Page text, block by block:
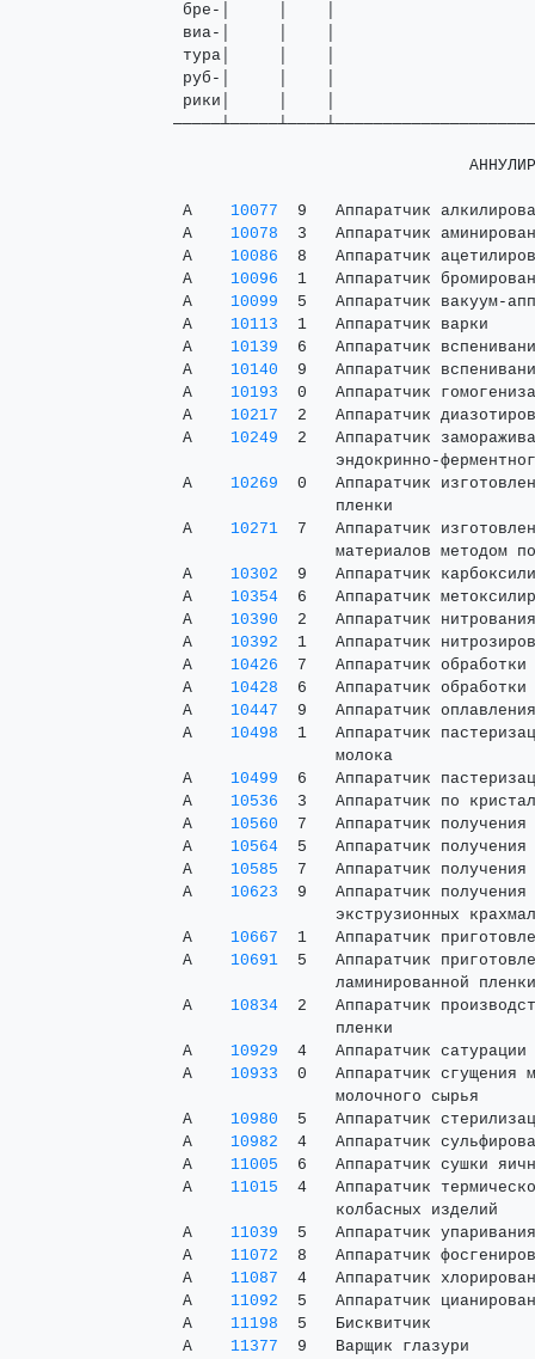
бре-│     │    │
виа-│     │    │
тура│     │    │
руб-│     │    │
рики│     │    │
А 10077
9   Аппаратчик
А 10078
3   Аппаратчик
А 10086
8   Аппаратчик
А 10096
1   Аппаратчик
А 10099
5   Аппаратчик вакуум-
А 10113
1   Аппаратчик варки
А 10139
6   Аппаратчик
А 10140
9   Аппаратчик
А 10193
0   Аппаратчик
А 10217
2   Аппаратчик
А 10249
2   Аппаратчик
эндокринно-
А 10269
0   Аппаратчик
                 пленки
А 10271
7   Аппаратчик
материалов методом
А 10302
9   Аппаратчик
А 10354
6   Аппаратчик
А 10390
2   Аппаратчик
А 10392
1   Аппаратчик
А 10426
7   Аппаратчик
А 10428
6   Аппаратчик
А 10447
9   Аппаратчик
А 10498
1   Аппаратчик
                 молока
А 10499
6   Аппаратчик
А 10536
3   Аппаратчик по
А 10560
7   Аппаратчик
А 10564
5   Аппаратчик
А 10585
7   Аппаратчик
А 10623
9   Аппаратчик
экструзионных
А 10667
1   Аппаратчик
А 10691
5   Аппаратчик
                 ламинированной пленки
А 10834
2   Аппаратчик
                 пленки
А 10929
4   Аппаратчик
А 10933
0   Аппаратчик сгущения
                 молочного сырья
А 10980
5   Аппаратчик
А 10982
4   Аппаратчик
А 11005
6   Аппаратчик сушки
А 11015
4   Аппаратчик
                 колбасных изделий
А 11039
5   Аппаратчик
А 11072
8   Аппаратчик
А 11087
4   Аппаратчик
А 11092
5   Аппаратчик
А 11198
5   Бисквитчик
А 11377
9   Варщик глазури